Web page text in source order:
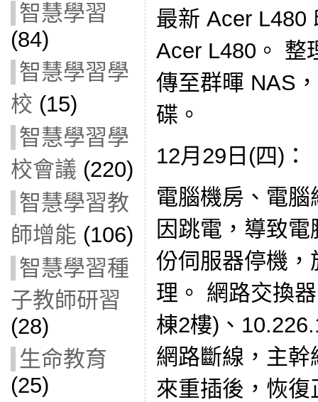
智慧學習
(84)
智慧學習學
校 (15)
智慧學習學
校會議 (220)
智慧學習教
師增能 (106)
智慧學習種
子教師研習
(28)
生命教育
(25)
最新 Acer L480
Acer L480。 整
傳至群暉 NAS
碟。
12月29日(四)：
電腦機房、電
因跳電，導致
份伺服器停機
理。 網路交換
棟2樓)、
網路斷線，主
來重插後，恢